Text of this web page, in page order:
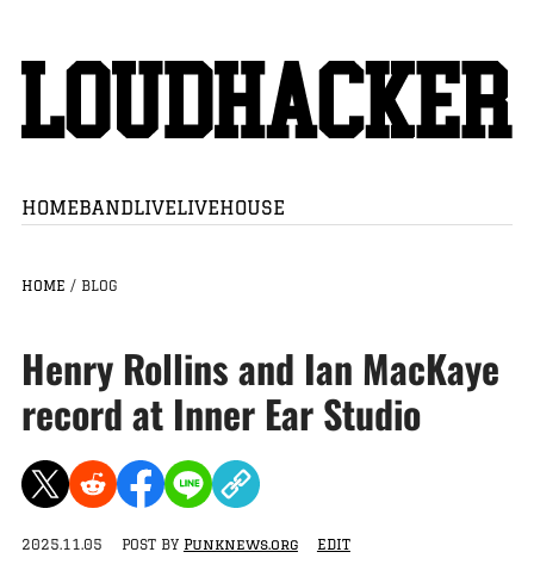
HOMEBANDLIVELIVEHOUSE
HOME / BLOG
Henry Rollins and Ian MacKaye
record at Inner Ear Studio
2025.11.05 POST BY Punknews.org EDIT